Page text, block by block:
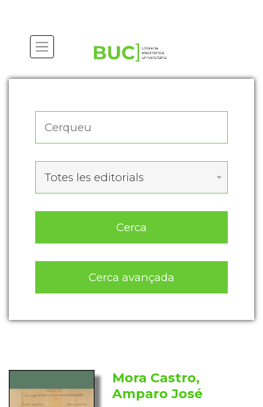
Totes les editorials
Cerca
Cerca avançada
Mora Castro,
Amparo José